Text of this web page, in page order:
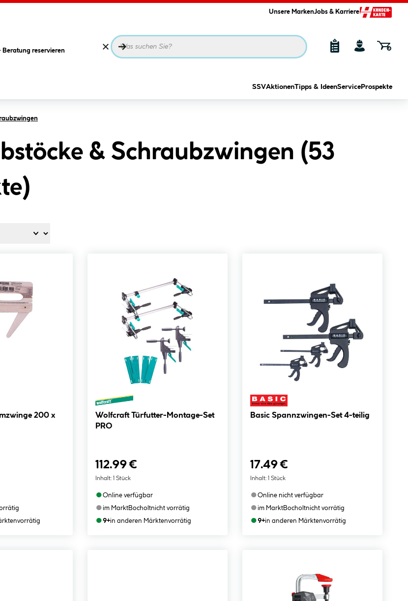
Unsere MarkenJobs & Karriere
Beratung reservieren
SSVAktionenTipps & IdeenService Prospekte
& Schraubzwingen (53
)
vorrätig
Wolfcraft Türfutter-Montage-Set
PRO
112.99 €
Inhalt: 1 Stück
●Online verfügbar
●im MarktBocholtnicht vorrätig
●9+in anderen Märktenvorrätig
Basic Spannzwingen-Set 4-teilig
17.49 €
Inhalt: 1 Stück
●Online nicht verfügbar
●im MarktBocholtnicht vorrätig
●9+in anderen Märktenvorrätig